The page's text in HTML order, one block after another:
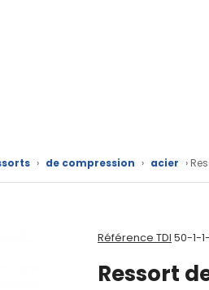
› de compression › acier ›
Référence TDI 50-1-
Ressort